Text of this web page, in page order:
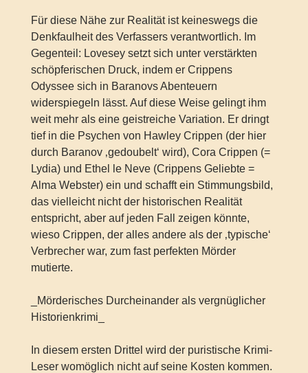
Für diese Nähe zur Realität ist keineswegs die
Denkfaulheit des Verfassers verantwortlich. Im
Gegenteil: Lovesey setzt sich unter verstärkten
schöpferischen Druck, indem er Crippens
Odyssee sich in Baranovs Abenteuern
widerspiegeln lässt. Auf diese Weise gelingt ihm
weit mehr als eine geistreiche Variation. Er dringt
tief in die Psychen von Hawley Crippen (der hier
durch Baranov ‚gedoubelt‘ wird), Cora Crippen (=
Lydia) und Ethel le Neve (Crippens Geliebte =
Alma Webster) ein und schafft ein Stimmungsbild,
das vielleicht nicht der historischen Realität
entspricht, aber auf jeden Fall zeigen könnte,
wieso Crippen, der alles andere als der ‚typische‘
Verbrecher war, zum fast perfekten Mörder
mutierte.
_Mörderisches Durcheinander als vergnüglicher
Historienkrimi_
In diesem ersten Drittel wird der puristische Krimi-
Leser womöglich nicht auf seine Kosten kommen.